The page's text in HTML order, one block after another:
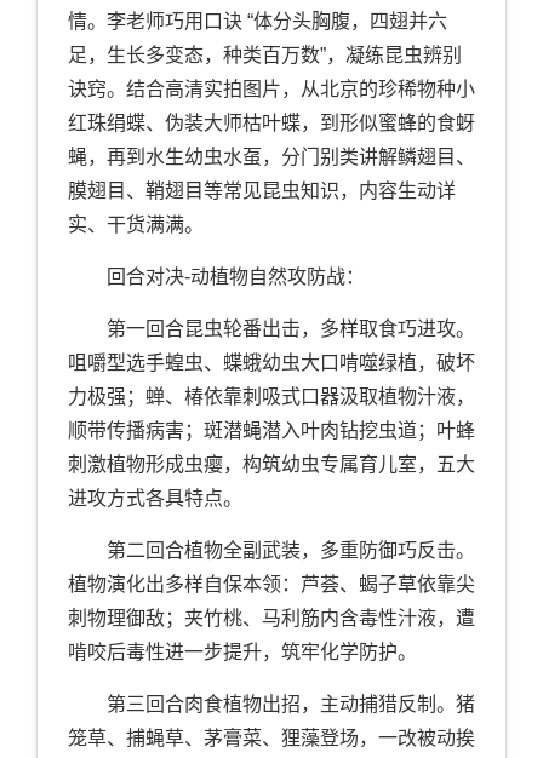
情。李老师巧用口诀 “体分头胸腹，四翅并六
足，生长多变态，种类百万数”，凝练昆虫辨别
诀窍。结合高清实拍图片，从北京的珍稀物种小
红珠绢蝶、伪装大师枯叶蝶，到形似蜜蜂的食蚜
蝇，再到水生幼虫水虿，分门别类讲解鳞翅目、
膜翅目、鞘翅目等常见昆虫知识，内容生动详
实、干货满满。
回合对决-动植物自然攻防战：
第一回合昆虫轮番出击，多样取食巧进攻。
咀嚼型选手蝗虫、蝶蛾幼虫大口啃噬绿植，破坏
力极强；蝉、椿依靠刺吸式口器汲取植物汁液，
顺带传播病害；斑潜蝇潜入叶肉钻挖虫道；叶蜂
刺激植物形成虫瘿，构筑幼虫专属育儿室，五大
进攻方式各具特点。
第二回合植物全副武装，多重防御巧反击。
植物演化出多样自保本领：芦荟、蝎子草依靠尖
刺物理御敌；夹竹桃、马利筋内含毒性汁液，遭
啃咬后毒性进一步提升，筑牢化学防护。
第三回合肉食植物出招，主动捕猎反制。猪
笼草、捕蝇草、茅膏菜、狸藻登场，一改被动挨